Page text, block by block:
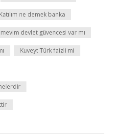
Katılım ne demek banka
devlet güvencesi var mı
Kuveyt Türk faizli mi